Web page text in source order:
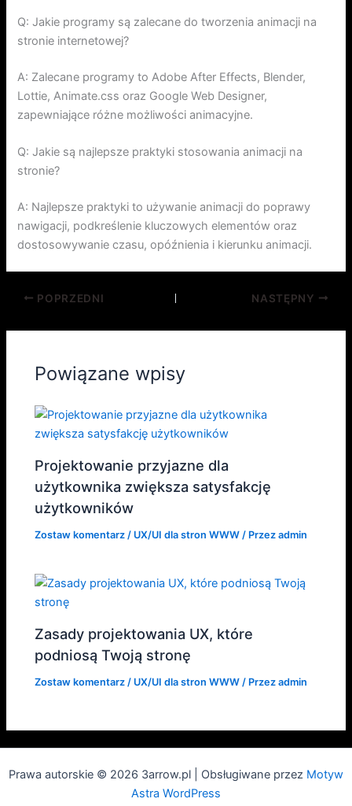
Q: Jakie programy są zalecane do tworzenia animacji na
stronie internetowej?
A: Zalecane programy to Adobe After Effects, Blender,
Lottie, Animate.css oraz Google Web Designer,
zapewniające różne możliwości animacyjne.
Q: Jakie są najlepsze praktyki stosowania animacji na
stronie?
A: Najlepsze praktyki to używanie animacji do poprawy
nawigacji, podkreślenie kluczowych elementów oraz
dostosowywanie czasu, opóźnienia i kierunku animacji.
POPRZEDNI NASTĘPNY
Powiązane wpisy
Projektowanie przyjazne dla
użytkownika zwiększa satysfakcję
użytkowników
Zostaw komentarz / UX/UI dla stron WWW / Przezadmin
Zasady projektowania UX, które
podniosą Twoją stronę
Zostaw komentarz / UX/UI dla stron WWW / Przezadmin
Prawa autorskie © 2026 3arrow.pl | Obsługiwane przez Motyw
Astra WordPress